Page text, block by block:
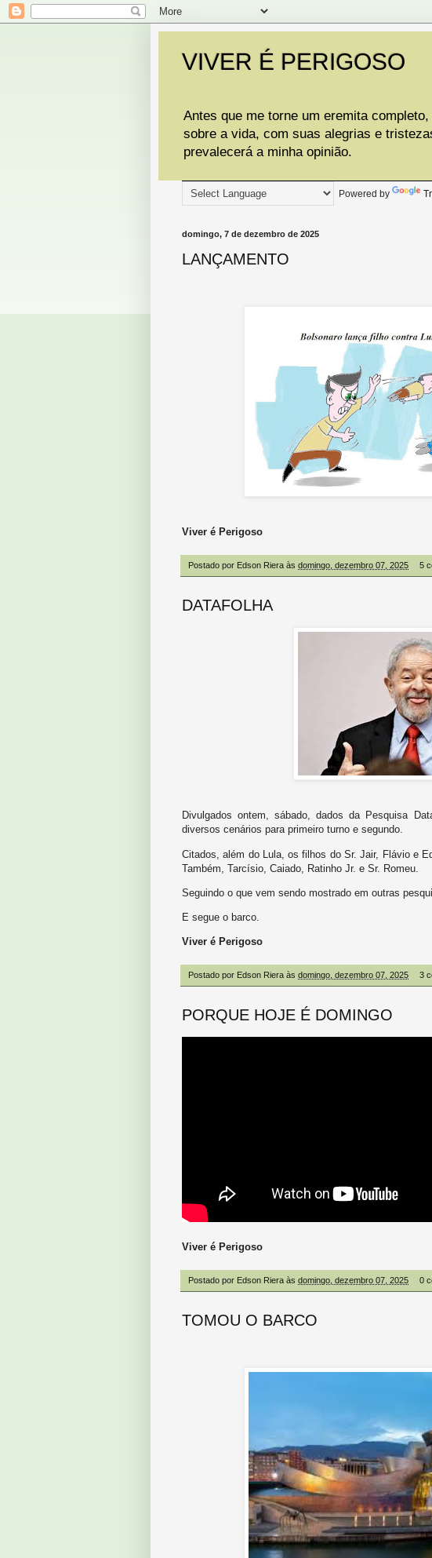
VIVER É PERIGOSO
Antes que me torne um eremita
sobre a vida, com suas alegrias e
prevalecerá a minha opinião.
Powered by
domingo, 7 de dezembro de 2025
LANÇAMENTO
Viver é Perigoso
Postado por Edson Riera às domingo, dezembro 07, 2025 5
DATAFOLHA
Divulgados ontem, sábado, dados da Pesquisa
diversos cenários para primeiro turno e segundo.
Citados, além do Lula, os filhos do Sr. Jair, Flávio e
Também, Tarcísio, Caiado, Ratinho Jr. e Sr. Romeu.
Seguindo o que vem sendo mostrado em outras
E segue o barco.
Viver é Perigoso
Postado por Edson Riera às domingo, dezembro 07, 2025 3
PORQUE HOJE É DOMINGO
Viver é Perigoso
Postado por Edson Riera às domingo, dezembro 07, 2025 0
TOMOU O BARCO